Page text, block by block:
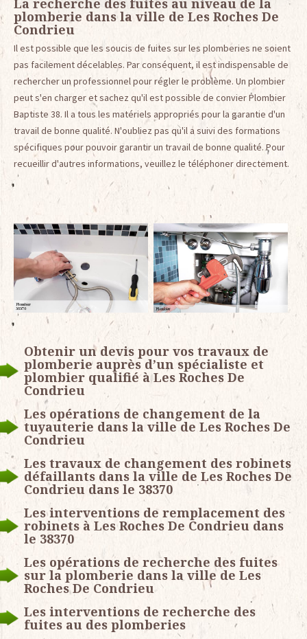
plomberie dans la ville de Les Roches De
Condrieu
Il est possible que les soucis de fuites sur les plomberies ne soient
pas facilement décelables. Par conséquent, il est indispensable de
rechercher un professionnel pour régler le problème. Un plombier
peut s'en charger et sachez qu'il est possible de convier Plombier
Baptiste 38. Il a tous les matériels appropriés pour la garantie d'un
travail de bonne qualité. N'oubliez pas qu'il a suivi des formations
spécifiques pour pouvoir garantir un travail de bonne qualité. Pour
recueillir d'autres informations, veuillez le téléphoner directement.
Obtenir un devis pour vos travaux de
plomberie auprès d’un spécialiste et
plombier qualifié à Les Roches De
Condrieu
Les opérations de changement de la
tuyauterie dans la ville de Les Roches De
Condrieu
Les travaux de changement des robinets
défaillants dans la ville de Les Roches De
Condrieu dans le 38370
Les interventions de remplacement des
robinets à Les Roches De Condrieu dans
le 38370
Les opérations de recherche des fuites
sur la plomberie dans la ville de Les
Roches De Condrieu
Les interventions de recherche des
fuites au des plomberies